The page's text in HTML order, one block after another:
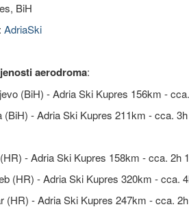
BiH
AdriaSki
aerodroma:
(BiH) - Adria Ski Kupres 156km -
(BiH) - Adria Ski Kupres 211km - cca.
- Adria Ski Kupres 158km - cca. 2h
(HR) - Adria Ski Kupres 320km - cca.
(HR) - Adria Ski Kupres 247km - cca.